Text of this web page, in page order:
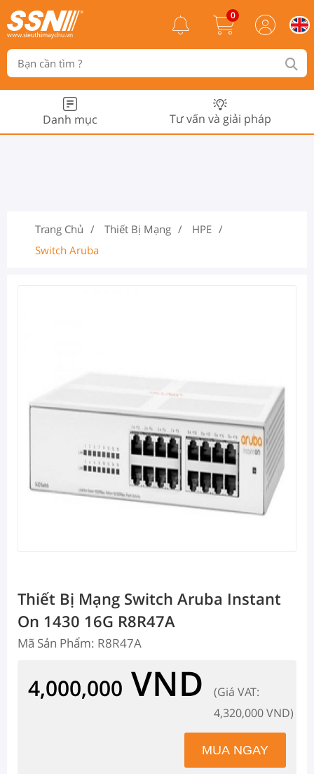
0
Danh mục Tư vấn và giải pháp
Trang Chủ Thiết Bị Mạng
HPE
Switch Aruba
Thiết Bị Mạng Switch Aruba Instant
On 1430 16G R8R47A
Mã Sản Phẩm: R8R47A
4,000,000 VND
(Giá VAT:
4,320,000 VND)